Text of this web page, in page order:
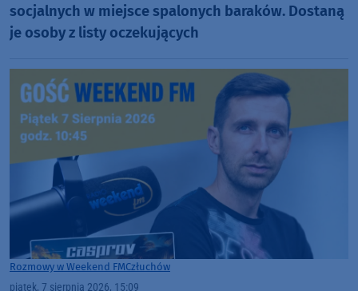
socjalnych w miejsce spalonych baraków. Dostaną
je osoby z listy oczekujących
Rozmowy w Weekend FMCzłuchów
piątek, 7 sierpnia 2026, 15:09